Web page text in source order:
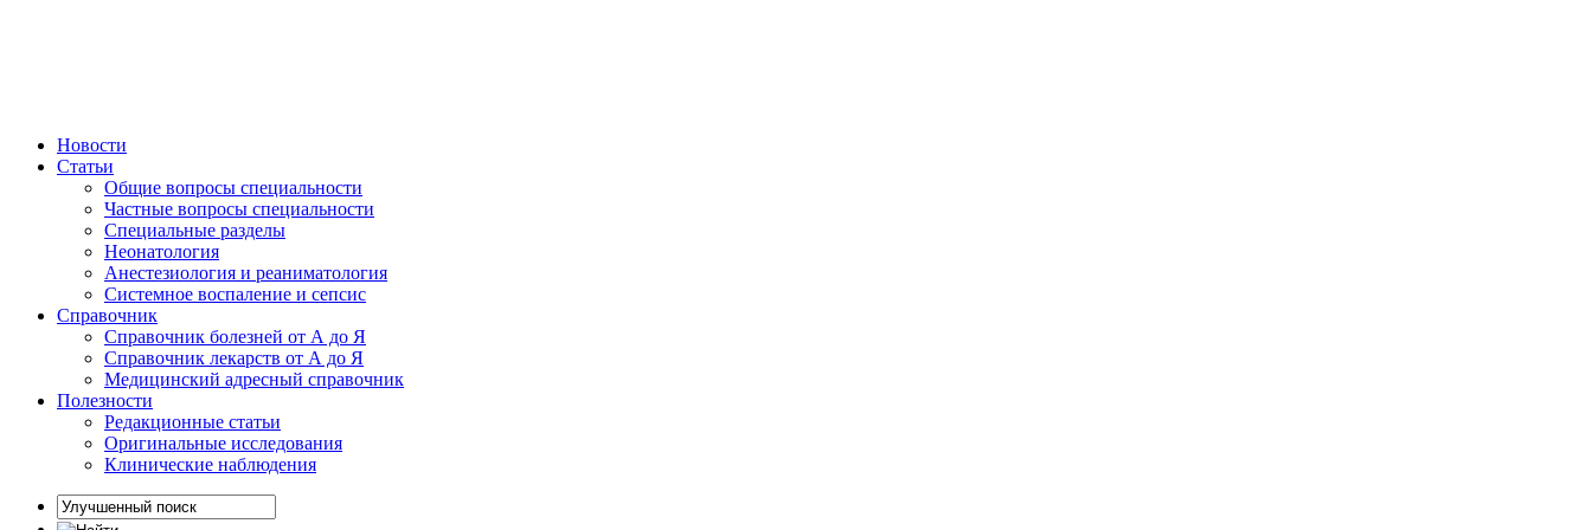
Новости
Статьи
Общие вопросы специальности
Частные вопросы специальности
Специальные разделы
Неонатология
Анестезиология и реаниматология
Системное воспаление и сепсис
Справочник
Справочник болезней от А до Я
Справочник лекарств от А до Я
Медицинский адресный справочник
Полезности
Редакционные статьи
Оригинальные исследования
Клинические наблюдения